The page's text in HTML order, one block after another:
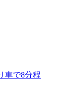
車で8分程